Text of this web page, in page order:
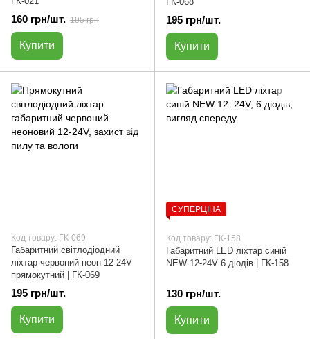
160 грн/шт. 195 грн
Купити
195 грн/шт.
Купити
Код товару: ГК-069
Габаритний світлодіодний
ліхтар червоний неон 12-24V
прямокутний | ГК-069
195 грн/шт.
Купити
СУПЕРЦІНА
Код товару: ГК-158
Габаритний LED ліхтар синій
NEW 12-24V 6 діодів | ГК-158
130 грн/шт.
Купити